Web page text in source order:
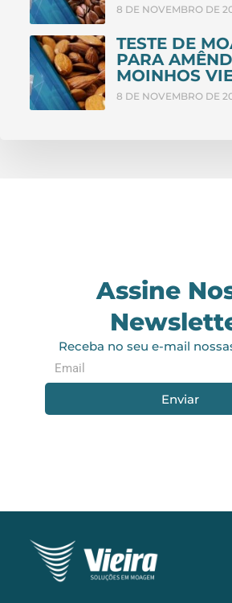
8 DE NOVEMBRO DE
TESTE DE
PARA
MOINHOS
8 DE NOVEMBRO DE
Assine
Receba no seu e-mail
Enviar